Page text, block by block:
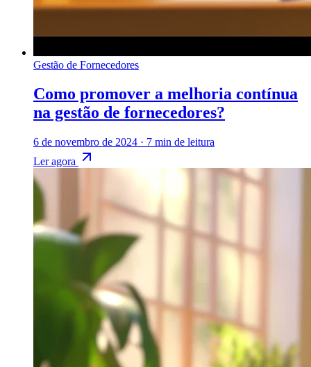
Gestão de Fornecedores
Como promover a melhoria contínua
na gestão de fornecedores?
6 de novembro de 2024 · 7 min de leitura
Ler agora